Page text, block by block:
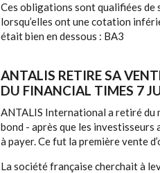
Ces obligations sont qualifiées
lorsqu’elles ont une cotation
était bien en dessous : BA3
ANTALIS RETIRE SA
DU FINANCIAL TIMES 7
ANTALIS International a retiré du
bond - après que les investisseurs
à payer. Ce fut la première vente
La société française cherchait à